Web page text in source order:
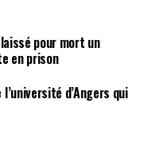
pour mort un
en prison
d’Angers qui